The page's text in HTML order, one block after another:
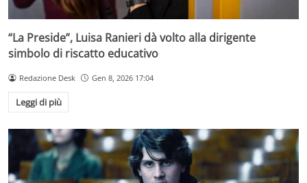
“La Preside”, Luisa Ranieri dà volto alla dirigente
simbolo di riscatto educativo
Redazione Desk Gen 8, 2026 17:04
Leggi di più